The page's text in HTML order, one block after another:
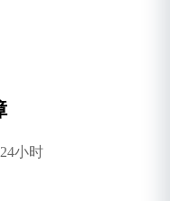
小时